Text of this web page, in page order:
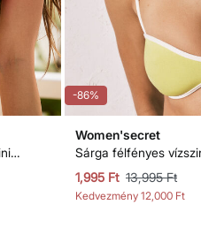
Mintás degradé hálós háromszög bikinifelső
-86%
Women'secret
Sárga félfényes
1,995 Ft 13,995 Ft
Kedvezmény 12,000 Ft